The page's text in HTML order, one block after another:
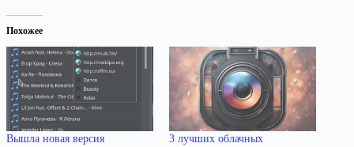
Похожее
Вышла новая версия
3 лучших облачных